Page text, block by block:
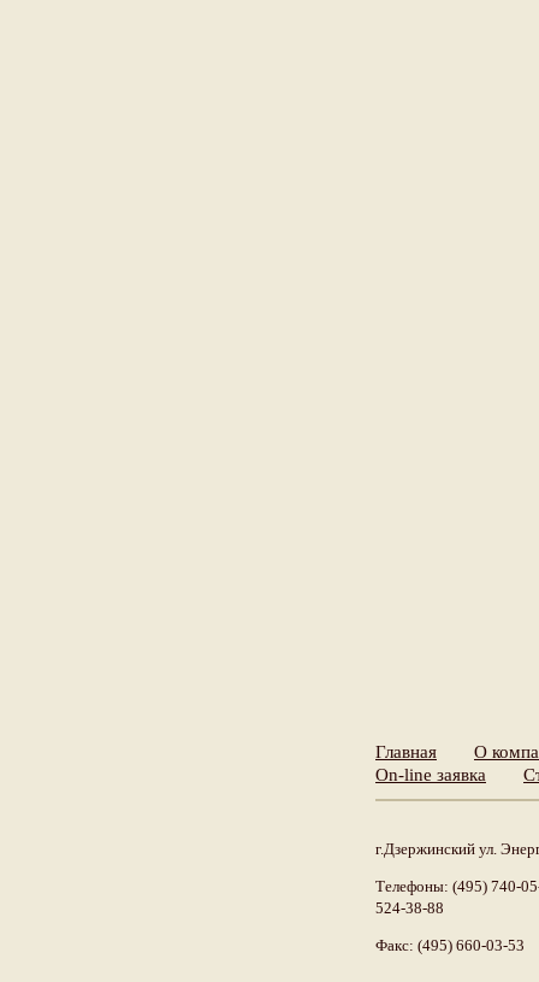
Главная
О
On-line заявка
г.Дзержинский ул.
Телефоны: (495) 740-
524-38-88
Факс: (495) 660-03-53